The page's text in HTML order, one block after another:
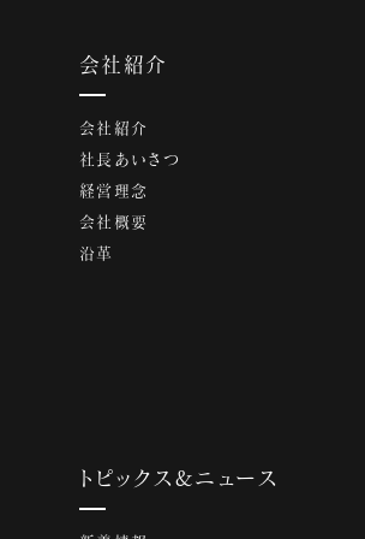
会社紹介
会社紹介
社長あいさつ
経営理念
会社概要
沿革
トピックス&ニュース